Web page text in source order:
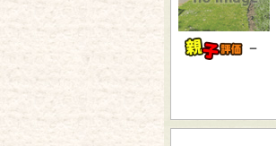
－